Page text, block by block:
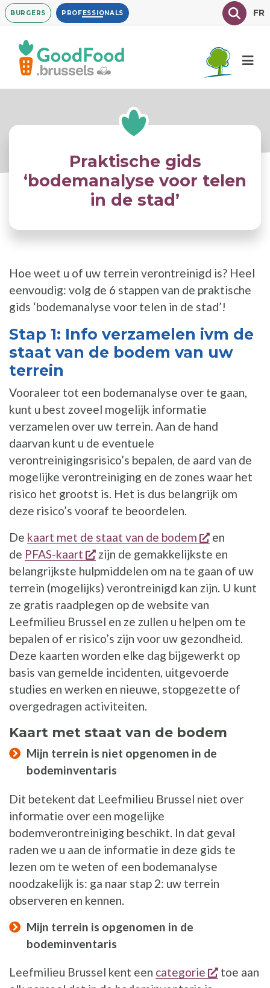
Overslaan
en
inhoud
gaan
BURGERS PROFESSIONALS TexteFR
Praktische gids
‘bodemanalyse voor telen
in de stad’
Hoe weet u of uw terrein verontreinigd is? Heel
eenvoudig: volg de 6 stappen van de praktische
gids ‘bodemanalyse voor telen in de stad’!
Stap 1: Info verzamelen ivm de
staat van de bodem van uw
terrein
Vooraleer tot een bodemanalyse over te gaan,
kunt u best zoveel mogelijk informatie
verzamelen over uw terrein. Aan de hand
daarvan kunt u de eventuele
verontreinigingsrisico’s bepalen, de aard van de
mogelijke verontreiniging en de zones waar het
risico het grootst is. Het is dus belangrijk om
deze risico’s vooraf te beoordelen.
De kaart met de staat van de bodem opent een
en
de PFAS-kaart opent een nieuw venster
zijn de gemakkelijkste en
belangrijkste hulpmiddelen om na te gaan of uw
terrein (mogelijks) verontreinigd kan zijn. U kunt
ze gratis raadplegen op de website van
Leefmilieu Brussel en ze zullen u helpen om te
bepalen of er risico’s zijn voor uw gezondheid.
Deze kaarten worden elke dag bijgewerkt op
basis van gemelde incidenten, uitgevoerde
studies en werken en nieuwe, stopgezette of
overgedragen activiteiten.
Kaart met staat van de bodem
Mijn terrein is niet opgenomen in de
bodeminventaris
Dit betekent dat Leefmilieu Brussel niet over
informatie over een mogelijke
bodemverontreiniging beschikt. In dat geval
raden we u aan de informatie in deze gids te
lezen om te weten of een bodemanalyse
noodzakelijk is: ga naar stap 2: uw terrein
observeren en kennen.
Mijn terrein is opgenomen in de
bodeminventaris
Leefmilieu Brussel kent een categorie opent
toe aan